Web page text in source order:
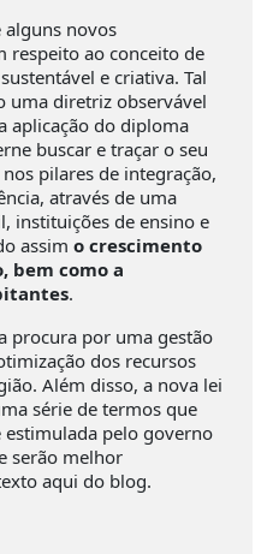
alguns novos
respeito ao conceito de
e criativa. Tal
uma diretriz observável
aplicação do diploma
buscar e traçar o seu
pilares de integração,
através de uma
instituições de ensino e
assim o crescimento
bem como a
.
procura por uma gestão
dos recursos
Além disso, a nova lei
série de termos que
estimulada pelo governo
serão melhor
aqui do blog.